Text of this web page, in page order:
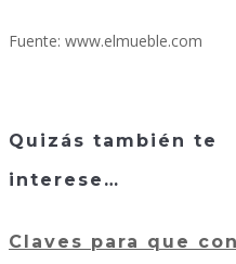
Fuente: www.elmueble.com
Quizás también te
interese…
Claves para que